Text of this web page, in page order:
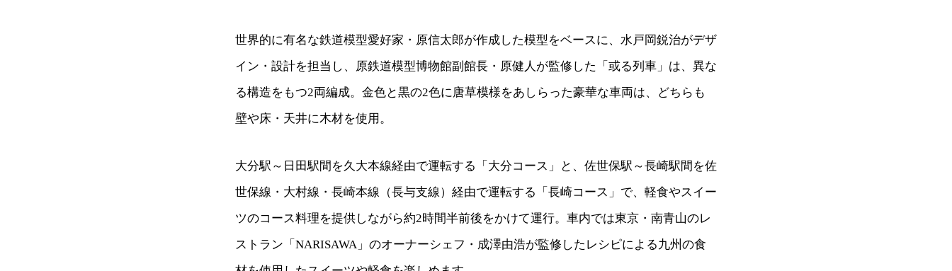
世界的に有名な鉄道模型愛好家・原信太郎が作成した模型をベースに、水戸岡鋭治がデザ
イン・設計を担当し、原鉄道模型博物館副館長・原健人が監修した「或る列車」は、異な
る構造をもつ2両編成。金色と黒の2色に唐草模様をあしらった豪華な車両は、どちらも
壁や床・天井に木材を使用。
大分駅～日田駅間を久大本線経由で運転する「大分コース」と、佐世保駅～長崎駅間を佐
世保線・大村線・長崎本線（長与支線）経由で運転する「長崎コース」で、軽食やスイー
ツのコース料理を提供しながら約2時間半前後をかけて運行。車内では東京・南青山のレ
ストラン「NARISAWA」のオーナーシェフ・成澤由浩が監修したレシピによる九州の食